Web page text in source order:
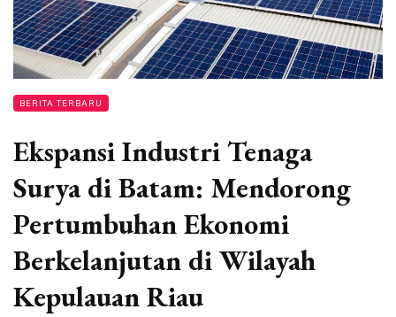
BERITA TERBARU
Ekspansi Industri Tenaga
Surya di Batam: Mendorong
Pertumbuhan Ekonomi
Berkelanjutan di Wilayah
Kepulauan Riau